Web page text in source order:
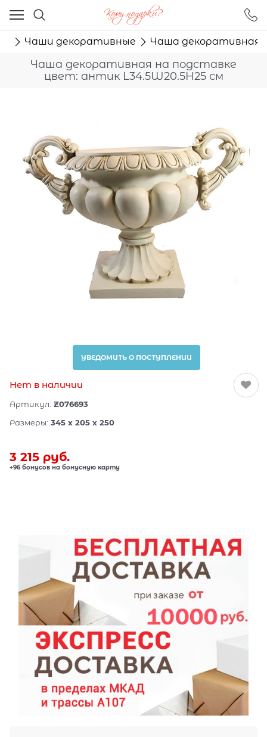
Чаши декоративные Чаша декоративная
Чаша декоративная на подставке
цвет: антик L34.5W20.5H25 см
УВЕДОМИТЬ О ПОСТУПЛЕНИИ
Нет в наличии
Артикул: Z076693
Размеры: 345 x 205 x 250
3 215 руб.
+96 бонусов на бонусную карту
Ваш город - Москва,
угадали?
ДА НЕТ